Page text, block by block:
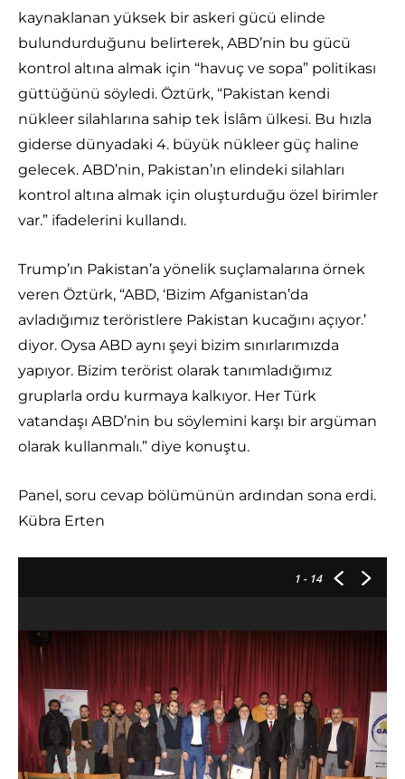
kaynaklanan yüksek bir askeri gücü elinde
bulundurduğunu belirterek, ABD’nin bu gücü
kontrol altına almak için “havuç ve sopa” politikası
güttüğünü söyledi. Öztürk, “Pakistan kendi
nükleer silahlarına sahip tek İslâm ülkesi. Bu hızla
giderse dünyadaki 4. büyük nükleer güç haline
gelecek. ABD’nin, Pakistan’ın elindeki silahları
kontrol altına almak için oluşturduğu özel birimler
var.” ifadelerini kullandı.
Trump’ın Pakistan’a yönelik suçlamalarına örnek
veren Öztürk, “ABD, ‘Bizim Afganistan’da
avladığımız teröristlere Pakistan kucağını açıyor.’
diyor. Oysa ABD aynı şeyi bizim sınırlarımızda
yapıyor. Bizim terörist olarak tanımladığımız
gruplarla ordu kurmaya kalkıyor. Her Türk
vatandaşı ABD’nin bu söylemini karşı bir argüman
olarak kullanmalı.” diye konuştu.
Panel, soru cevap bölümünün ardından sona erdi.
Kübra Erten
1 - 14